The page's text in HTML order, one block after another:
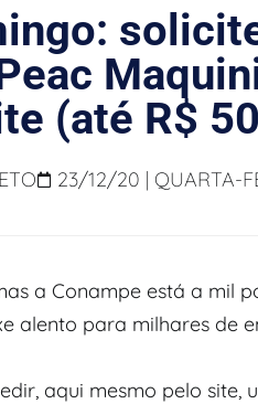
(até R$
23/12/20 | QUARTA-
a Conampe está a mil
alento para milhares de
aqui mesmo pelo site,